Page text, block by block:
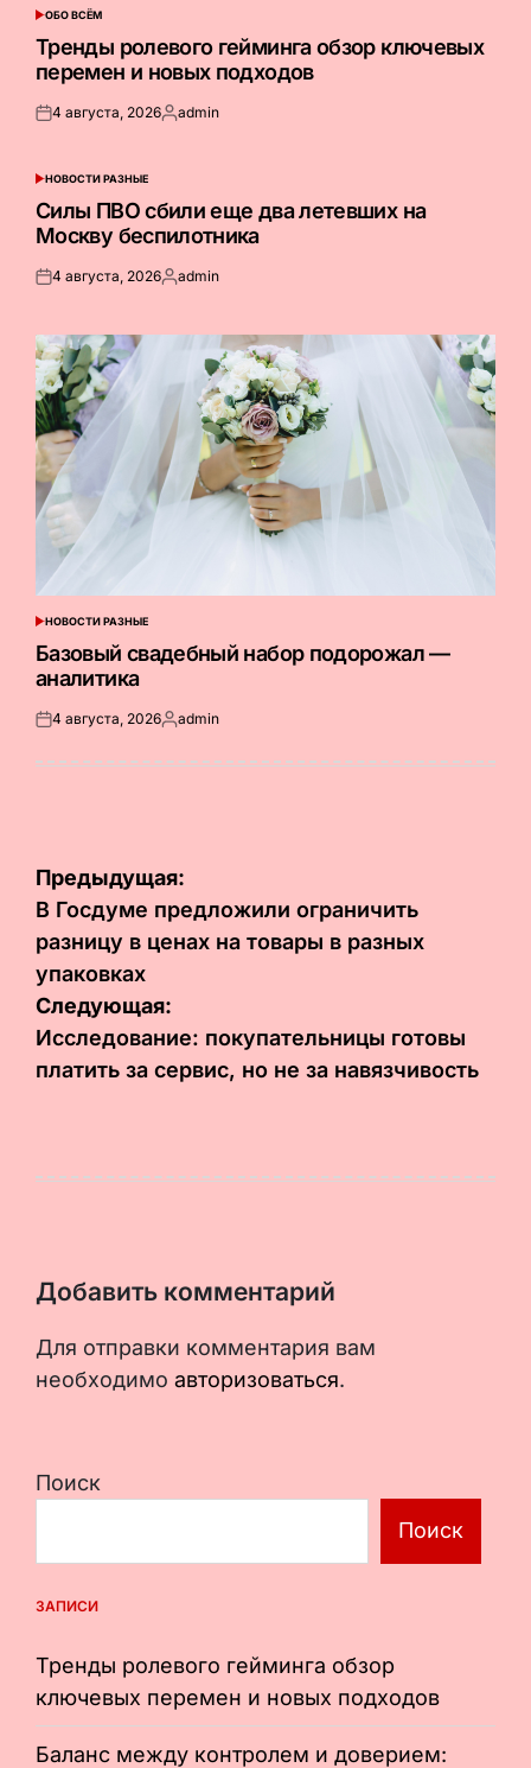
ОПУБЛИКОВАНО
В
ОБО ВСЁМ
Тренды ролевого гейминга обзор ключевых
перемен и новых подходов
Опубликовано
4 августа, 2026Запись
admin
ОПУБЛИКОВАНО
НОВОСТИ РАЗНЫЕ
Силы ПВО сбили еще два летевших на
Москву беспилотника
Опубликовано
4 августа, 2026Запись
admin
ОПУБЛИКОВАНО
В
НОВОСТИ РАЗНЫЕ
Базовый свадебный набор подорожал —
аналитика
Опубликовано
4 августа, 2026Запись
admin
Навигация
по
записям
Предыдущая:
В Госдуме предложили ограничить
разницу в ценах на товары в разных
упаковках
Следующая:
Исследование: покупательницы готовы
платить за сервис, но не за навязчивость
Добавить комментарий
Для отправки комментария вам
необходимо авторизоваться.
Поиск
Поиск
ЗАПИСИ
Тренды ролевого гейминга обзор
ключевых перемен и новых подходов
Баланс между контролем и доверием: